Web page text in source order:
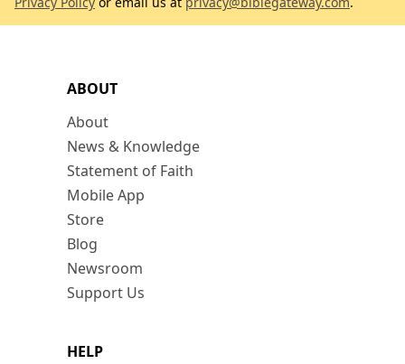
ABOUT
About
News & Knowledge
Statement of Faith
Mobile App
Store
Blog
Newsroom
Support Us
HELP